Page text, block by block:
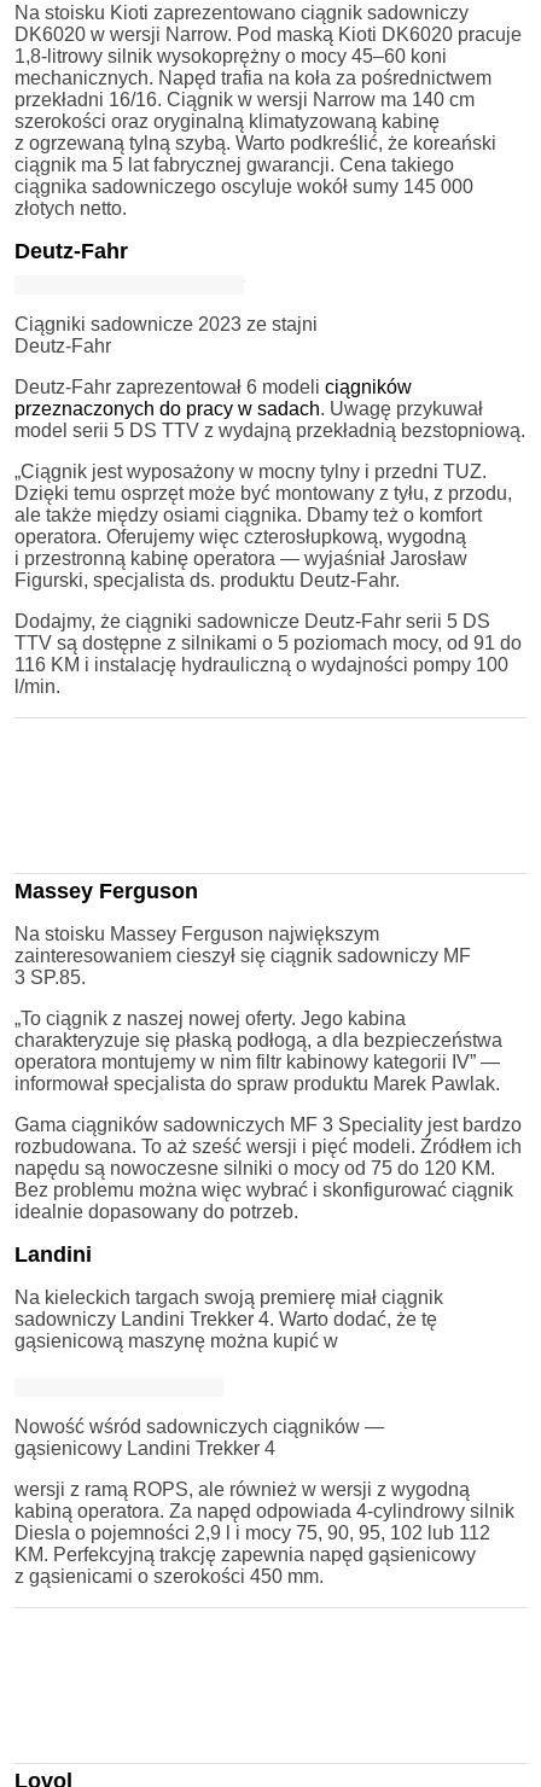
Na stoisku Kioti zaprezentowano ciągnik sadowniczy
DK6020 w wersji Narrow. Pod maską Kioti DK6020 pracuje
1,8-litrowy silnik wysokoprężny o mocy 45–60 koni
mechanicznych. Napęd trafia na koła za pośrednictwem
przekładni 16/16. Ciągnik w wersji Narrow ma 140 cm
szerokości oraz oryginalną klimatyzowaną kabinę
z ogrzewaną tylną szybą. Warto podkreślić, że koreański
ciągnik ma 5 lat fabrycznej gwarancji. Cena takiego
ciągnika sadowniczego oscyluje wokół sumy 145 000
złotych netto.
Deutz-Fahr
Ciągniki sadownicze 2023 ze stajni
Deutz-Fahr
Deutz-Fahr zaprezentował 6 modeli ciągników
przeznaczonych do pracy w sadach. Uwagę przykuwał
model serii 5 DS TTV z wydajną przekładnią bezstopniową.
„Ciągnik jest wyposażony w mocny tylny i przedni TUZ.
Dzięki temu osprzęt może być montowany z tyłu, z przodu,
ale także między osiami ciągnika. Dbamy też o komfort
operatora. Oferujemy więc czterosłupkową, wygodną
i przestronną kabinę operatora — wyjaśniał Jarosław
Figurski, specjalista ds. produktu Deutz-Fahr.
Dodajmy, że ciągniki sadownicze Deutz-Fahr serii 5 DS
TTV są dostępne z silnikami o 5 poziomach mocy, od 91 do
116 KM i instalację hydrauliczną o wydajności pompy 100
l/min.
Massey Ferguson
Na stoisku Massey Ferguson największym
zainteresowaniem cieszył się ciągnik sadowniczy MF
3 SP.85.
„To ciągnik z naszej nowej oferty. Jego kabina
charakteryzuje się płaską podłogą, a dla bezpieczeństwa
operatora montujemy w nim filtr kabinowy kategorii IV” —
informował specjalista do spraw produktu Marek Pawlak.
Gama ciągników sadowniczych MF 3 Speciality jest bardzo
rozbudowana. To aż sześć wersji i pięć modeli. Źródłem ich
napędu są nowoczesne silniki o mocy od 75 do 120 KM.
Bez problemu można więc wybrać i skonfigurować ciągnik
idealnie dopasowany do potrzeb.
Landini
Na kieleckich targach swoją premierę miał ciągnik
sadowniczy Landini Trekker 4. Warto dodać, że tę
gąsienicową maszynę można kupić w
Nowość wśród sadowniczych ciągników —
gąsienicowy Landini Trekker 4
wersji z ramą ROPS, ale również w wersji z wygodną
kabiną operatora. Za napęd odpowiada 4-cylindrowy silnik
Diesla o pojemności 2,9 l i mocy 75, 90, 95, 102 lub 112
KM. Perfekcyjną trakcję zapewnia napęd gąsienicowy
z gąsienicami o szerokości 450 mm.
Lovol